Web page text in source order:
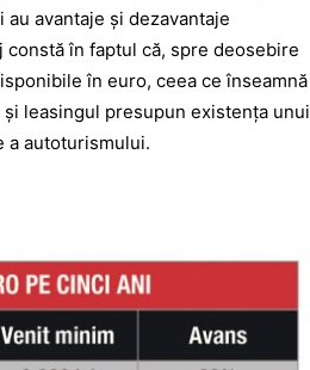
avantaje și dezavantaje
în faptul că, spre deosebire
în euro, ceea ce înseamnă
leasingul presupun existența unui
a autoturismului.